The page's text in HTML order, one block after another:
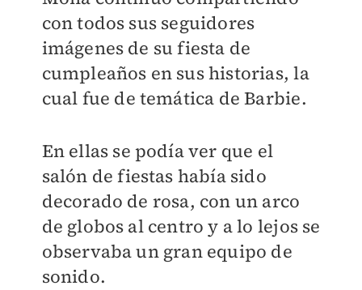
con todos sus seguidores
imágenes de su fiesta de
cumpleaños en sus historias, la
cual fue de temática de Barbie.
En ellas se podía ver que el
salón de fiestas había sido
decorado de rosa, con un arco
de globos al centro y a lo lejos se
observaba un gran equipo de
sonido.